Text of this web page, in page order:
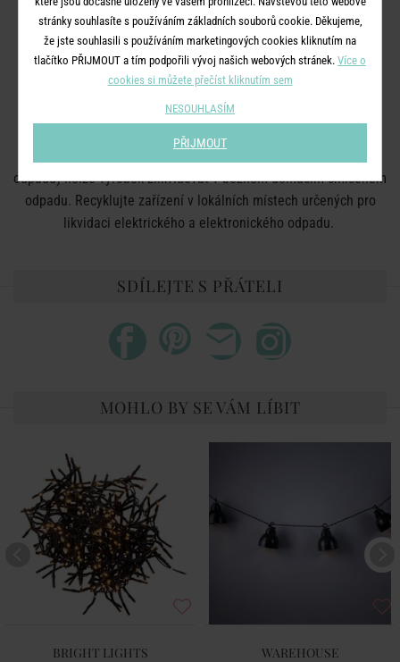
Třída ochrany:
Pouze pro vnitřní použití.
LIKVIDACE: Tento produkt odpovídá platným evropským
normám. V souladu s EU nařízením WEE (waste electrical and
odpadu) nelze výrobek zlikvidovat v běžném domácím smíšeném
odpadu. Recyklujte zařízení v lokálních místech určených pro
likvidaci elektrického a elektronického odpadu.
SDÍLEJTE S PŘÁTELI
MOHLO BY SE VÁM LÍBIT
BRIGHT LIGHTS WAREHOUSE
stránky souhlasíte s používáním základních souborů cookie. Děkujeme,
že jste souhlasili s používáním marketingových cookies kliknutím na
tlačítko PŘIJMOUT a tím podpořili vývoj našich webových stránek. Více o
cookies si můžete přečíst kliknutím sem
NESOUHLASÍM
PŘIJMOUT